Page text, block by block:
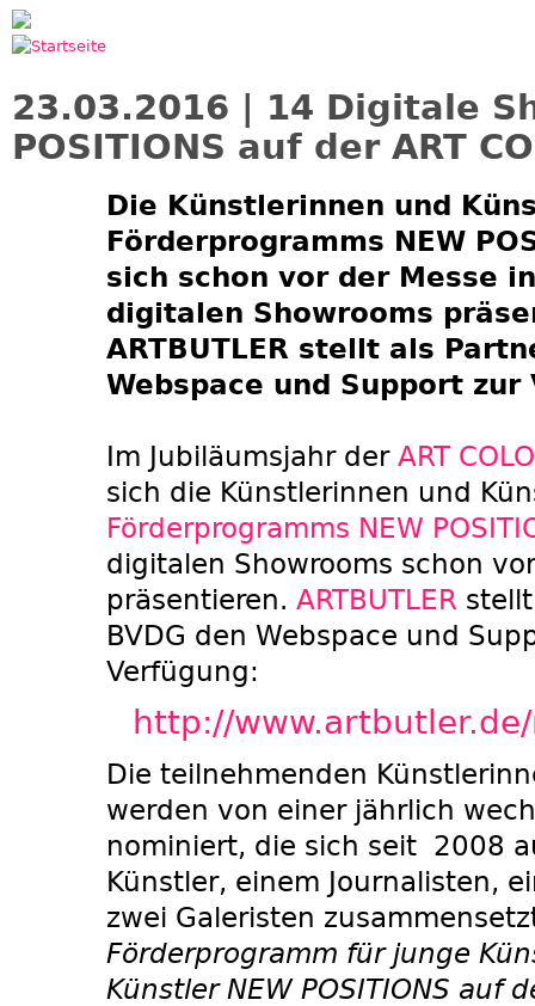
Jump to navigation
23.03.2016 | 14 Digitale
POSITIONS auf der ART
Die Künstlerinnen und
Förderprogramms NEW
sich schon vor der Messe
digitalen Showrooms
ARTBUTLER stellt als
Webspace und Support zur
Im Jubiläumsjahr der ART
sich die Künstlerinnen und
Förderprogramms NEW
digitalen Showrooms schon
präsentieren. ARTBUTLER
BVDG den Webspace und
Verfügung:
http://
Die teilnehmenden
werden von einer jährlich
nominiert, die sich seit 2008
Künstler, einem Journalisten,
zwei Galeristen
Förderprogramm für junge
Künstler NEW POSITIONS auf